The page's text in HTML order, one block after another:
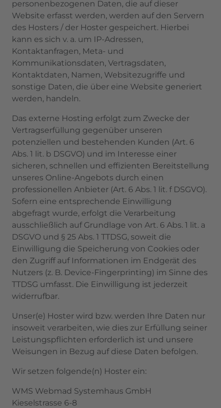
personenbezogenen Daten, die auf dieser
Website erfasst werden, werden auf den Servern
des Hosters / der Hoster gespeichert. Hierbei
kann es sich v. a. um IP-Adressen,
Kontaktanfragen, Meta- und
Kommunikationsdaten, Vertragsdaten,
Kontaktdaten, Namen, Websitezugriffe und
sonstige Daten, die über eine Website generiert
werden, handeln.
Das externe Hosting erfolgt zum Zwecke der
Vertragserfüllung gegenüber unseren
potenziellen und bestehenden Kunden (Art. 6
Abs. 1 lit. b DSGVO) und im Interesse einer
sicheren, schnellen und effizienten Bereitstellung
unseres Online-Angebots durch einen
professionellen Anbieter (Art. 6 Abs. 1 lit. f DSGVO).
Sofern eine entsprechende Einwilligung
abgefragt wurde, erfolgt die Verarbeitung
ausschließlich auf Grundlage von Art. 6 Abs. 1 lit. a
DSGVO und § 25 Abs. 1 TTDSG, soweit die
Einwilligung die Speicherung von Cookies oder
den Zugriff auf Informationen im Endgerät des
Nutzers (z. B. Device-Fingerprinting) im Sinne des
TTDSG umfasst. Die Einwilligung ist jederzeit
widerrufbar.
Unser(e) Hoster wird bzw. werden Ihre Daten nur
insoweit verarbeiten, wie dies zur Erfüllung seiner
Leistungspflichten erforderlich ist und unsere
Weisungen in Bezug auf diese Daten befolgen.
Wir setzen folgende(n) Hoster ein:
WMS Webmad Systemhaus GmbH
Kieselstrasse 6-8